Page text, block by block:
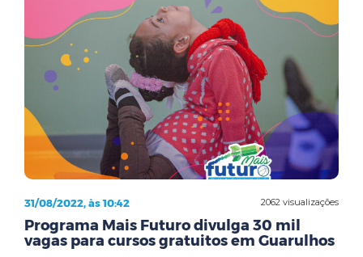
2062 visualizações
31/08/2022, às 10:42
Programa Mais Futuro divulga 30 mil
vagas para cursos gratuitos em Guarulhos